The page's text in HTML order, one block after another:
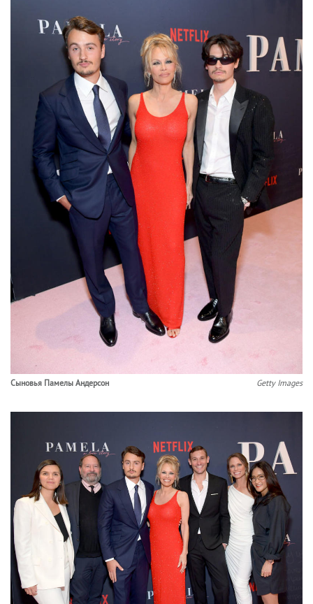
Сыновья Памелы Андерсон Getty Images